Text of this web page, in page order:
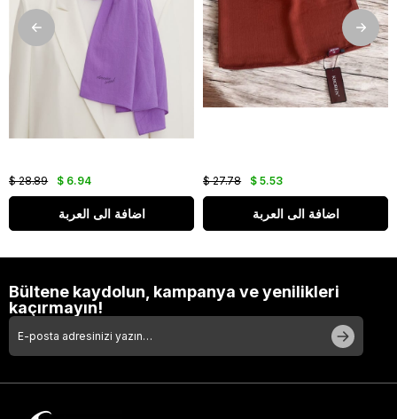
$ 6.94
$ 28.89
اضافة الى العربة
$ 5.53
$ 27.78
اضافة الى العربة
Bültene kaydolun, kampanya ve yenilikleri
kaçırmayın!